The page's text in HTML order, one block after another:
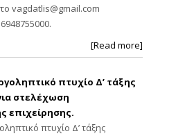
vagdatlis@gmail.com
[Read more]
πτυχίο Δ’ τάξης
στελέχωση
επιχείρησης.
πτυχίο Δ’ τάξης